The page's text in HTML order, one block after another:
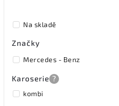
Na skladě
Značky
Mercedes - Benz
Karoserie ?
kombi